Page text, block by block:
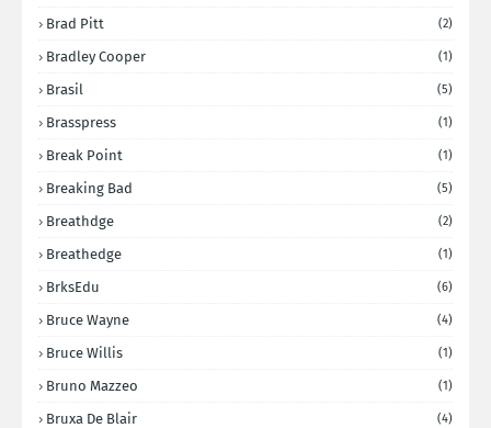
Brad Pitt (2)
Bradley Cooper (1)
Brasil (5)
Brasspress (1)
Break Point (1)
Breaking Bad (5)
Breathdge (2)
Breathedge (1)
BrksEdu (6)
Bruce Wayne (4)
Bruce Willis (1)
Bruno Mazzeo (1)
Bruxa De Blair (4)